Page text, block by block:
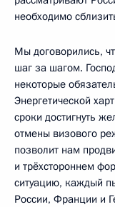
необходимо
Мы договорились,
шаг за шагом.
некоторые
Энергетической
сроки достигнуть
отмены визового
позволит нам
и трёхстороннем
ситуацию, каждый
России, Франции и